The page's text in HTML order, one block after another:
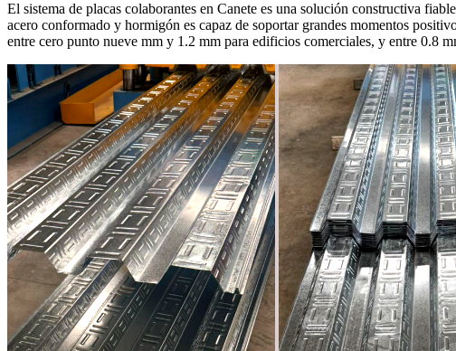
El sistema de placas colaborantes en Canete es una solución constructiva
acero conformado y hormigón es capaz de soportar grandes momentos
entre cero punto nueve mm y 1.2 mm para edificios comerciales, y entre 0.8